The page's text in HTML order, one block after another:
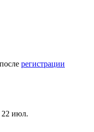
регистрации
июл.